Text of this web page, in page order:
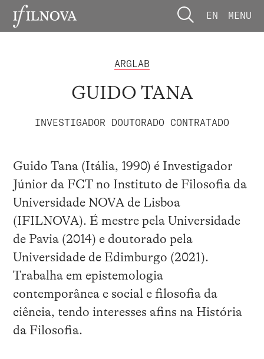
EN MENU
ARGLAB
GUIDO TANA
INVESTIGADOR DOUTORADO CONTRATADO
Guido Tana (Itália, 1990) é Investigador
Júnior da FCT no Instituto de Filosofia da
Universidade NOVA de Lisboa
(IFILNOVA). É mestre pela Universidade
de Pavia (2014) e doutorado pela
Universidade de Edimburgo (2021).
Trabalha em epistemologia
contemporânea e social e filosofia da
ciência, tendo interesses afins na História
da Filosofia.